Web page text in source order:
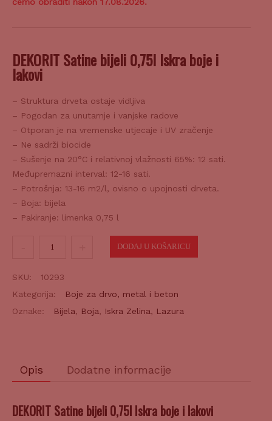
DEKORIT Satine bijeli 0,75l Iskra boje i
lakovi
– Struktura drveta ostaje vidljiva
– Pogodan za unutarnje i vanjske radove
– Otporan je na vremenske utjecaje i UV zračenje
– Ne sadrži biocide
– Sušenje na 20°C i relativnoj vlažnosti 65%: 12 sati.
Međupremazni interval: 12-16 sati.
– Potrošnja: 13-16 m2/l, ovisno o upojnosti drveta.
– Boja: bijela
– Pakiranje: limenka 0,75 l
DEKORIT
količina
DODAJ U KOŠARICU
SKU:
10293
Kategorija:
Boje za drvo, metal i beton
Oznake:
Bijela, Boja, Iskra Zelina, Lazura
Opis Dodatne informacije
DEKORIT Satine bijeli 0,75l Iskra boje i lakovi